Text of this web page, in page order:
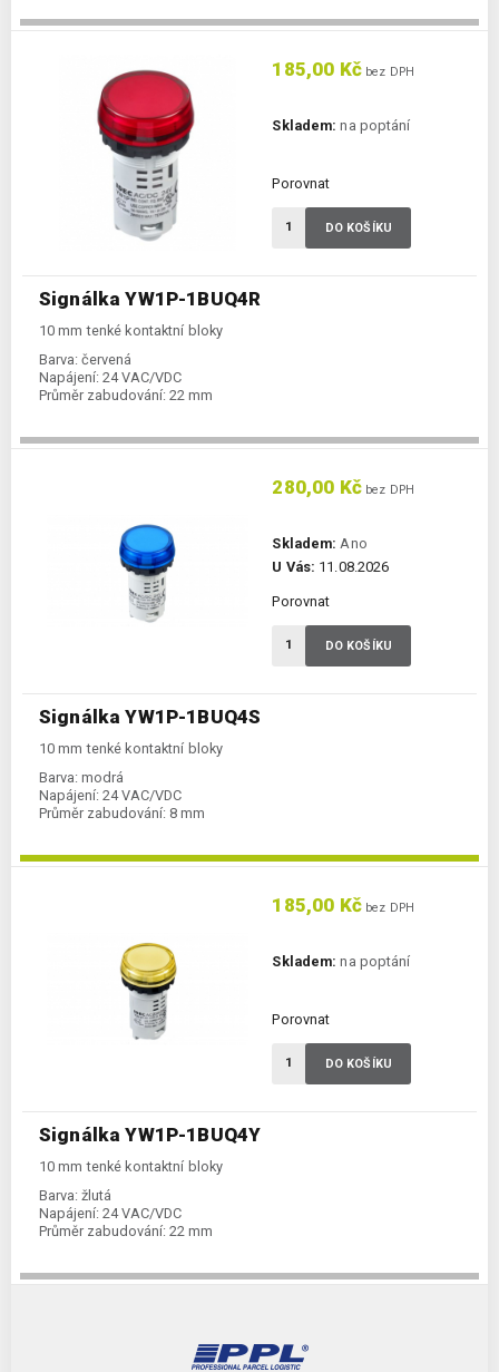
Signálka YW1P-1BUQ4R
10 mm tenké kontaktní bloky
Barva: červená
Napájení: 24 VAC/VDC
Průměr zabudování: 22 mm
185,00 Kč bez DPH
Skladem: na poptání
Porovnat
DO KOŠÍKU
Signálka YW1P-1BUQ4S
10 mm tenké kontaktní bloky
Barva: modrá
Napájení: 24 VAC/VDC
Průměr zabudování: 8 mm
280,00 Kč bez DPH
Skladem: Ano
U Vás: 11.08.2026
Porovnat
DO KOŠÍKU
Signálka YW1P-1BUQ4Y
10 mm tenké kontaktní bloky
Barva: žlutá
Napájení: 24 VAC/VDC
Průměr zabudování: 22 mm
185,00 Kč bez DPH
Skladem: na poptání
Porovnat
DO KOŠÍKU